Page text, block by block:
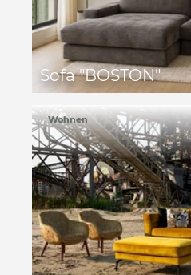
Sofa "BOSTON"
Wohnen